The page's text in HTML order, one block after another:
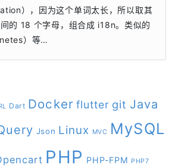
），因为这个单词太长，所以取其
的 18 个字母，组合成 i18n。类似的
）等…
Dart Docker flutter git Java
Json Linux MVC MySQL
PHP PHP-FPM PHP7